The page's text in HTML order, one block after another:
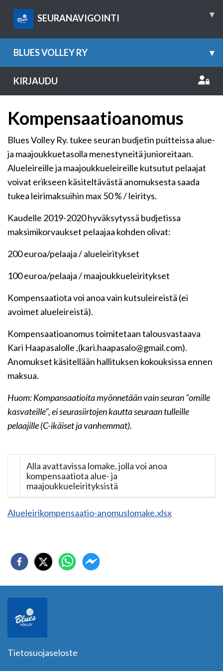
SEURANAVIGOINTI ▾
BLUES VOLLEY RY ▾
KIRJAUDU
Kompensaatioanomus
Blues Volley Ry. tukee seuran budjetin puitteissa alue-
ja maajoukkuetasolla menestyneitä junioreitaan.
Alueleireille ja maajoukkueleireille kutsutut pelaajat
voivat erikseen käsiteltävästä anomuksesta saada
tukea leirimaksuihin max 50 % / leiritys.
Kaudelle 2019-2020 hyväksytyssä budjetissa
maksimikorvaukset pelaajaa kohden olivat:
200 euroa/pelaaja / alueleiritykset
100 euroa/pelaaja / maajoukkueleiritykset
Kompensaatiota voi anoa vain kutsuleireistä (ei
avoimet alueleireistä).
Kompensaatioanomus toimitetaan talousvastaava
Kari Haapasalolle ,(kari.haapasalo@gmail.com).
Anomukset käsitellään hallituksen kokouksissa ennen
maksua.
Huom: Kompansaatioita myönnetään vain seuran "omille
kasvateille", ei seurasiirtojen kautta seuraan tulleille
pelaajille (C-ikäiset ja vanhemmat).
Alla avattavissa lomake, jolla voi anoa
kompensaatiota alue- ja
maajoukkueleirityksistä
Alueleirikompensaatio-anomuslomake.xlsx
Tietosuojaseloste